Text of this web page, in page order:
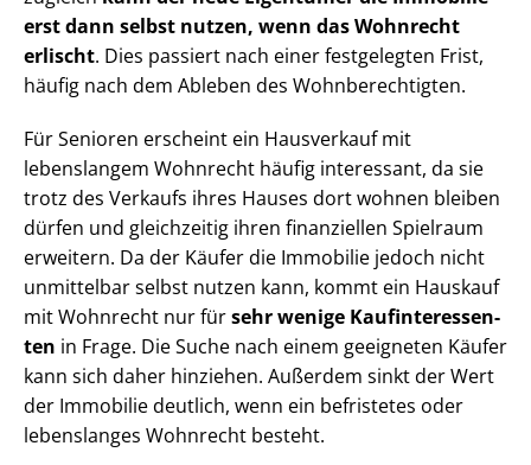
erst dann selbst nutzen, wenn das Wohnrecht
erlischt. Dies passiert nach einer festgelegten Frist,
häufig nach dem Ableben des Wohn­be­rech­tig­ten.
Für Senioren erscheint ein Hausverkauf mit
lebenslangem Wohnrecht häufig interessant, da sie
trotz des Verkaufs ihres Hauses dort wohnen bleiben
dürfen und gleichzeitig ihren finanziellen Spielraum
erweitern. Da der Käufer die Immobilie jedoch nicht
unmittelbar selbst nutzen kann, kommt ein Hauskauf
mit Wohnrecht nur fürsehr wenige Kauf­in­ter­es­sen­
ten in Frage. Die Suche nach einem geeigneten Käufer
kann sich daher hinziehen. Außerdem sinkt der Wert
der Immobilie deutlich, wenn ein befristetes oder
lebenslanges Wohnrecht besteht.